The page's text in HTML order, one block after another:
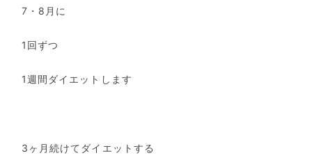
7 ・ 8 月に
1 回ずつ
1週間ダイエットします
3 ヶ月続けてダイエットする